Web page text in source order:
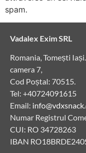
spam.
Vadalex Exim SRL
Romania, Tomești
camera 7,
Cod Poștal: 70515.
Tel: +40724091615
Email:
Numar Registrul
CUI: RO 34728263
IBAN